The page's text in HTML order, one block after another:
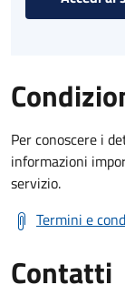
Per conoscere i
informazioni
servizio.
Termini e
Contatti